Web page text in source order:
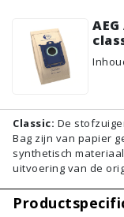
Classic: De
Bag zijn van papier
synthetisch
uitvoering van de